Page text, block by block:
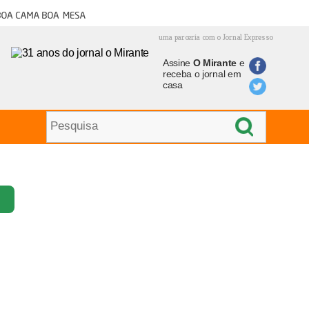
cama boa mesa
uma parceria com o Jornal Expresso
Assine O Mirantee
receba o jornal em
casa